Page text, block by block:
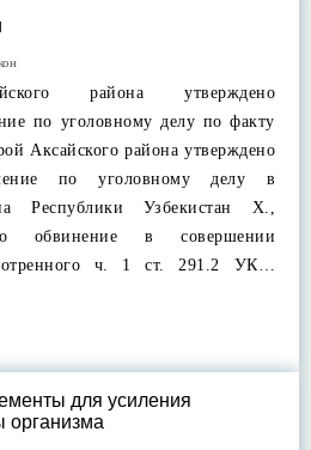
района утверждено
по уголовному делу по факту
Аксайского района утверждено
по уголовному делу в
Республики Узбекистан Х.,
обвинение в совершении
ч. 1 ст. 291.2 УК…
для усиления
организма